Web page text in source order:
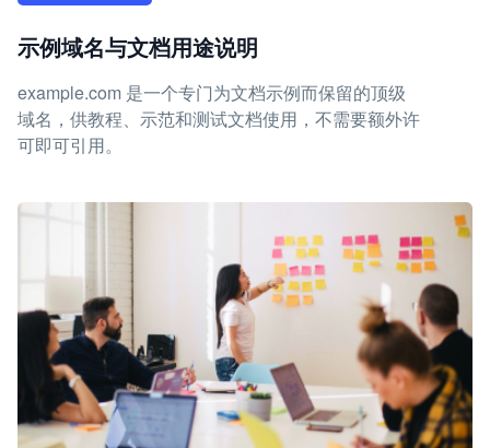
示例域名与文档用途说明
example.com 是一个专门为文档示例而保留的顶级
域名，供教程、示范和测试文档使用，不需要额外许
可即可引用。